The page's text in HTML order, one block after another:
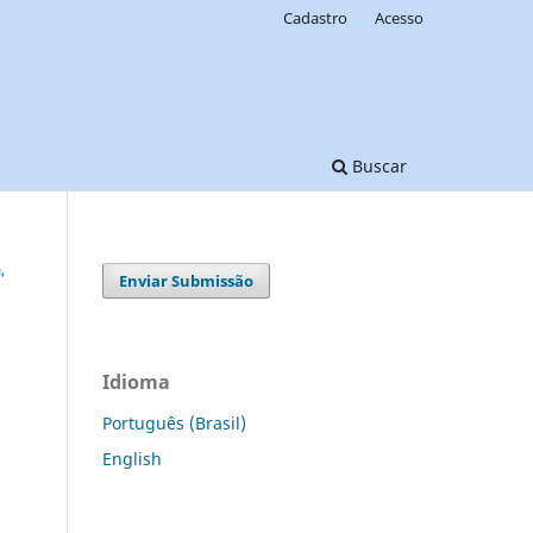
Buscar
Cadastro Acesso
Enviar Submissão
Idioma
Português (Brasil)
English